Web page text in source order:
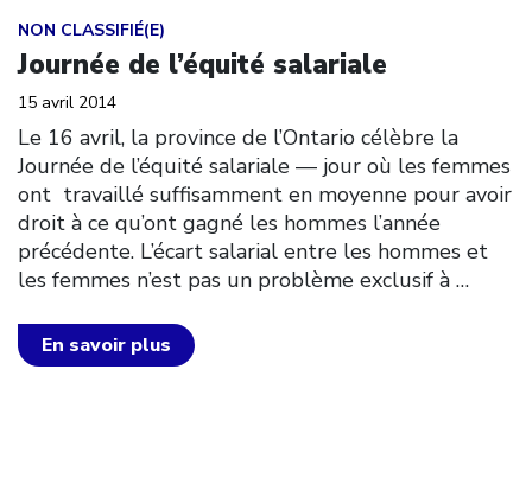
NON CLASSIFIÉ(E)
Journée de l’équité salariale
15 avril 2014
Le 16 avril, la province de l’Ontario célèbre la
Journée de l’équité salariale — jour où les femmes
ont travaillé suffisamment en moyenne pour avoir
droit à ce qu’ont gagné les hommes l’année
précédente. L’écart salarial entre les hommes et
les femmes n’est pas un problème exclusif à …
En savoir plus
Click to open the link